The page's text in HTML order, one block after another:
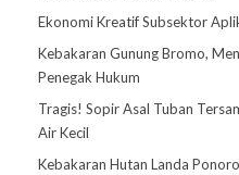
Ekonomi Kreatif Subsektor
Kebakaran Gunung Bromo,
Penegak Hukum
Tragis! Sopir Asal Tuban
Air Kecil
Kebakaran Hutan Landa